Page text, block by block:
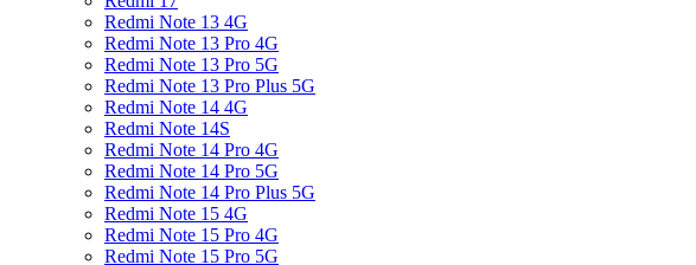
Redmi Note 13 4G
Redmi Note 13 Pro 4G
Redmi Note 13 Pro 5G
Redmi Note 13 Pro Plus 5G
Redmi Note 14 4G
Redmi Note 14S
Redmi Note 14 Pro 4G
Redmi Note 14 Pro 5G
Redmi Note 14 Pro Plus 5G
Redmi Note 15 4G
Redmi Note 15 Pro 4G
Redmi Note 15 Pro 5G